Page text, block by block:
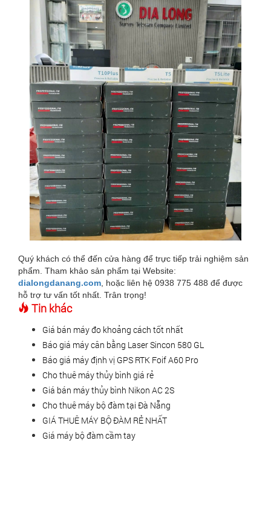
Quý khách có thể đến cửa hàng để trực tiếp trải nghiệm sản
phẩm. Tham khảo sản phẩm tại Website:
dialongdanang.com , hoặc liên hệ 0938 775 488 để được
hỗ trợ tư vấn tốt nhất. Trân trọng!
Tin khác
Giá bán máy đo khoảng cách tốt nhất
Báo giá máy cân bằng Laser Sincon 580 GL
Báo giá máy định vị GPS RTK Foif A60 Pro
Cho thuê máy thủy bình giá rẻ
Giá bán máy thủy bình Nikon AC 2S
Cho thuê máy bộ đàm tại Đà Nẵng
GIÁ THUÊ MÁY BỘ ĐÀM RẺ NHẤT
Giá máy bộ đàm cầm tay